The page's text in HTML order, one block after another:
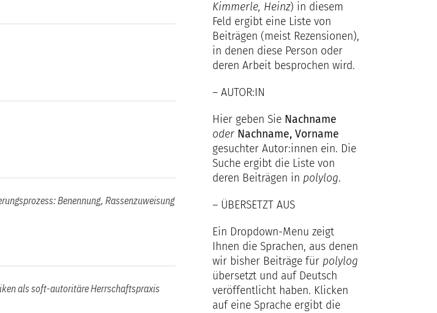
Kimmerle, Heinz) in diesem
Feld ergibt eine Liste von
Beiträgen (meist Rezensionen),
in denen diese Person oder
deren Arbeit besprochen wird.
– AUTOR:IN
Hier geben Sie Nachname
oder Nachname, Vorname
gesuchter Autor:innen ein. Die
Suche ergibt die Liste von
deren Beiträgen in polylog.
– ÜBERSETZT AUS
Ein Dropdown-Menu zeigt
Ihnen die Sprachen, aus denen
wir bisher Beiträge für polylog
übersetzt und auf Deutsch
veröffentlicht haben. Klicken
auf eine Sprache ergibt die